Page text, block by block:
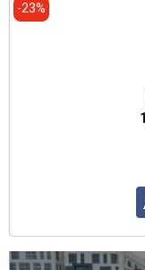
23%-